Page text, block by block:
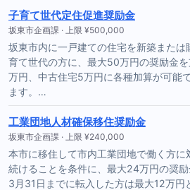
子育て世代定住促進奨励金
坂東市企画課 · 上限 ¥500,000
坂東市内に一戸建ての住宅を新築また
育て世代の方に、最大50万円の奨励金
万円、中古住宅5万円に各種加算が可能
ます。…
工業団地人材確保移住奨励金
坂東市企画課 · 上限 ¥240,000
本市に移住して市内工業団地で働く方に
続けることを条件に、最大24万円の奨
3月31日までに転入した方は最大12万円